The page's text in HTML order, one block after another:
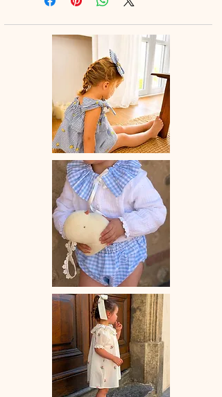
glisse pas, même sur les cheveux les
Pince crocodile 45 mm
Dimension noeud à plat environ 85
mm x 75 mm
Vendue à l'unité